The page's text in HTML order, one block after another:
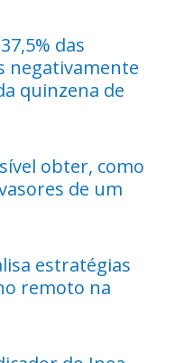
das
negativamente
quinzena de
obter, como
de um
estratégias
remoto na